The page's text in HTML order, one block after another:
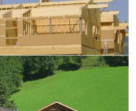
BILD ÖFFNEN